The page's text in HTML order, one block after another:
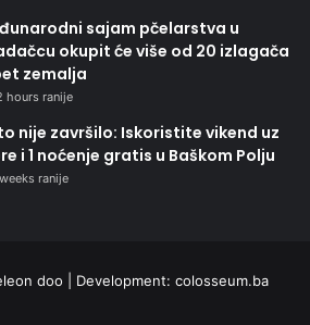
sajam pčelarstva u
okupit će više od 20 izlagača
zemalja
hours ranije
nije završilo: Iskoristite vikend uz
i 1 noćenje gratis u Baškom Polju
ranije
doo | Development: colosseum.ba